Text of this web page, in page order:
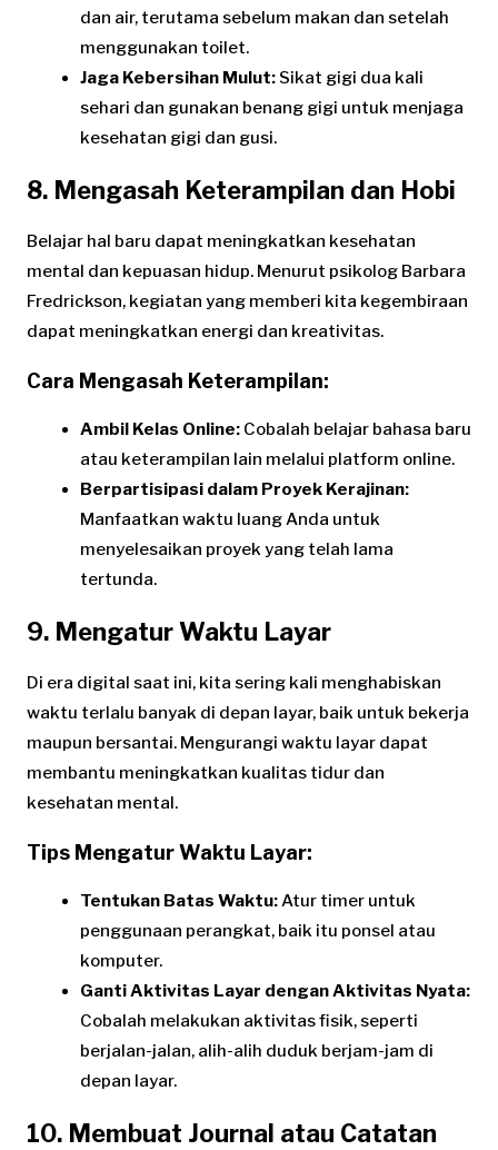
dan air, terutama sebelum makan dan setelah
menggunakan toilet.
Jaga Kebersihan Mulut:Sikat gigi dua kali
sehari dan gunakan benang gigi untuk menjaga
kesehatan gigi dan gusi.
8. Mengasah Keterampilan dan Hobi
Belajar hal baru dapat meningkatkan kesehatan
mental dan kepuasan hidup. Menurut psikolog Barbara
Fredrickson, kegiatan yang memberi kita kegembiraan
dapat meningkatkan energi dan kreativitas.
Cara Mengasah Keterampilan:
Ambil Kelas Online: Cobalah belajar bahasa baru
atau keterampilan lain melalui platform online.
Berpartisipasi dalam Proyek Kerajinan:
Manfaatkan waktu luang Anda untuk
menyelesaikan proyek yang telah lama
tertunda.
9. Mengatur Waktu Layar
Di era digital saat ini, kita sering kali menghabiskan
waktu terlalu banyak di depan layar, baik untuk bekerja
maupun bersantai. Mengurangi waktu layar dapat
membantu meningkatkan kualitas tidur dan
kesehatan mental.
Tips Mengatur Waktu Layar:
Tentukan Batas Waktu:Atur timer untuk
penggunaan perangkat, baik itu ponsel atau
komputer.
Ganti Aktivitas Layar dengan Aktivitas Nyata:
Cobalah melakukan aktivitas fisik, seperti
berjalan-jalan, alih-alih duduk berjam-jam di
depan layar.
10. Membuat Journal atau Catatan